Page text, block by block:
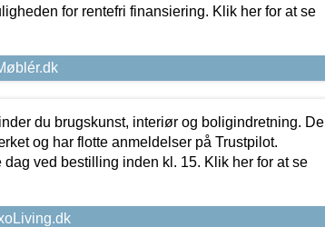
for rentefri finansiering. Klik her for at se
du brugskunst, interiør og boligindretning. De
og har flotte anmeldelser på Trustpilot.
ved bestilling inden kl. 15. Klik her for at se